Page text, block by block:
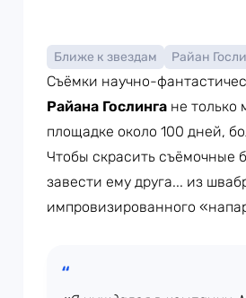
Ближе к звездам Райан
Съёмки научно-
Райана Гослинга не только
площадке около 100 дней,
Чтобы скрасить съёмочные
завести ему друга... из
импровизированного